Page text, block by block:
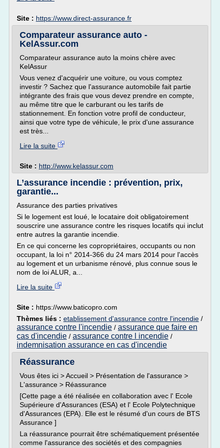
Site : https://www.direct-assurance.fr
Comparateur assurance auto -
KelAssur.com
Comparateur assurance auto la moins chère avec
KelAssur
Vous venez d'acquérir une voiture, ou vous comptez
investir ? Sachez que l'assurance automobile fait partie
intégrante des frais que vous devez prendre en compte,
au même titre que le carburant ou les tarifs de
stationnement. En fonction votre profil de conducteur,
ainsi que votre type de véhicule, le prix d'une assurance
est très...
Lire la suite
Site : http://www.kelassur.com
L’assurance incendie : prévention, prix,
garantie...
Assurance des parties privatives
Si le logement est loué, le locataire doit obligatoirement
souscrire une assurance contre les risques locatifs qui inclut
entre autres la garantie incendie.
En ce qui concerne les copropriétaires, occupants ou non
occupant, la loi n° 2014-366 du 24 mars 2014 pour l'accès
au logement et un urbanisme rénové, plus connue sous le
nom de loi ALUR, a...
Lire la suite
Site : https://www.baticopro.com
Thèmes liés : etablissement d'assurance contre l'incendie /
assurance contre l'incendie / assurance que faire en
cas d'incendie / assurance contre l incendie /
indemnisation assurance en cas d'incendie
Réassurance
Vous êtes ici > Accueil > Présentation de l'assurance >
L'assurance > Réassurance
[Cette page a été réalisée en collaboration avec l' Ecole
Supérieure d'Assurances (ESA) et l' Ecole Polytechnique
d'Assurances (EPA). Elle est le résumé d'un cours de BTS
Assurance ]
La réassurance pourrait être schématiquement présentée
comme l'assurance des sociétés et des compagnies